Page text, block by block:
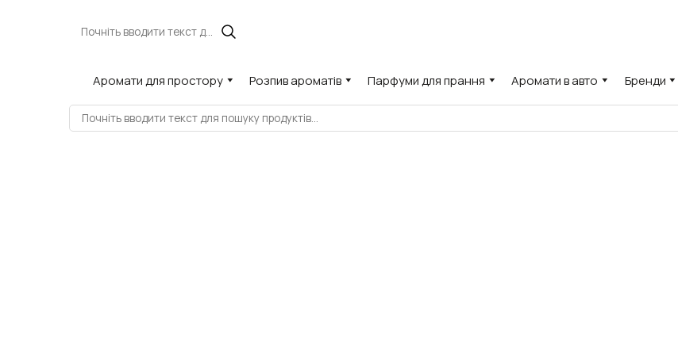
Аромати для простору Розпив ароматів Парфуми для прання Аромати в авто Бренди